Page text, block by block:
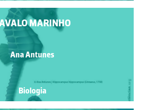
MARINHO
Ana Antunes
Biologia